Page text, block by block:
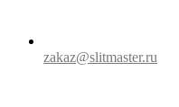
zakaz@slitmaster.ru